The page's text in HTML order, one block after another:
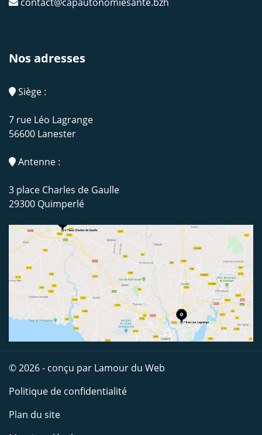
Nos adresses
Siège :
7 rue Léo Lagrange
56600 Lanester
Antenne :
3 place Charles de Gaulle
29300 Quimperlé
© 2026 - conçu par Lamour du Web
Politique de confidentialité
Plan du site